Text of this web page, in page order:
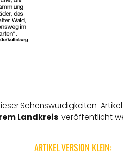
Sehenswürdigkeiten-
Landkreis veröffentlicht
ARTIKEL VERSION KLEIN: